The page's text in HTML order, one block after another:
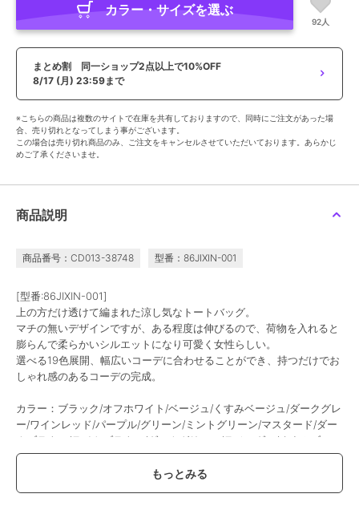
カラー・サイズを選ぶ
92人
まとめ割 同一ショップ2点以上で10%OFF
8/17 (月) 23:59まで
※こちらの商品は複数のサイトで在庫を共有しておりますので、同時にご注文があった場
合、売り切れとなってしまう事がございます。
この場合は売り切れ商品のみ、ご注文をキャンセルさせていただいております。あらかじ
めご了承くださいませ。
商品説明
商品番号：CD013-38748 型番：86JIXIN-001
[型番:86JIXIN-001]
上の方だけ透けて編まれた涼し気なトートバッグ。
マチの無いデザインですが、ある程度は伸びるので、荷物を入れると
膨らんで柔らかいシルエットになり可愛く女性らしい。
選べる19色展開、幅広いコーデに合わせることができ、持つだけでお
しゃれ感のあるコーデの完成。
カラー：ブラック/オフホワイト/ベージュ/くすみベージュ/ダークグレ
ー/ワインレッド/パープル/グリーン/ミントグリーン/マスタード/ダー
クブラウン/ライトブラウン/ダークグリーン/ラベンダー/くすみブル
ー/ロイヤルブルー/薄イエロー/ライトブルー/ダークパープル
高さ:約33cm 上横幅:約39cm 底横幅:約38cm 持ち手高さ:約19cm 持